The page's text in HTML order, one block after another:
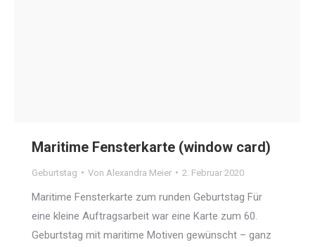
Maritime Fensterkarte (window card)
Geburtstag Von Alexandra Meier 2. Februar 2020
Maritime Fensterkarte zum runden Geburtstag Für
eine kleine Auftragsarbeit war eine Karte zum 60.
Geburtstag mit maritime Motiven gewünscht – ganz